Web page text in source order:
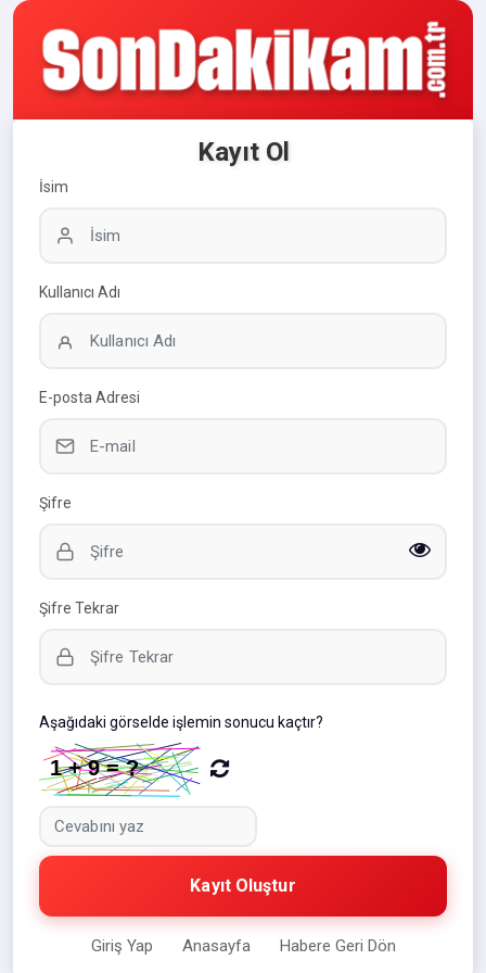
Kayıt Ol
İsim
Kullanıcı Adı
E-posta Adresi
Şifre
Şifre Tekrar
Aşağıdaki görselde işlemin sonucu kaçtır?
Kayıt Oluştur
Giriş Yap Anasayfa Habere Geri Dön